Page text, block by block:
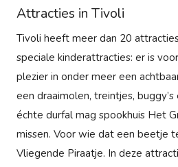
Attracties in Tivoli
Tivoli heeft meer dan 20
speciale kinderattracties: er is
plezier in onder meer een
een draaimolen, treintjes,
échte durfal mag spookhuis Het
missen. Voor wie dat een beetje
Vliegende Piraatje. In deze